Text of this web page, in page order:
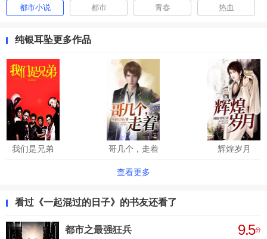
都市小说 都市 青春 热血
纯银耳坠更多作品
我们是兄弟 哥几个，走着 辉煌岁月
查看更多
看过《一起混过的日子》的书友还看了
都市之最强狂兵 9.5分